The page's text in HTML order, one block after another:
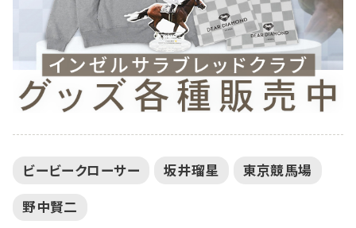
ビービークローサー 坂井瑠星
東京競馬場
野中賢二